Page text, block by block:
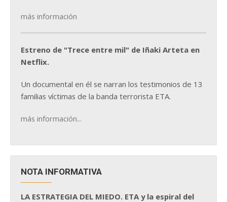
más información
Estreno de "Trece entre mil" de Iñaki Arteta en
Netflix.
Un documental en él se narran los testimonios de 13
familias víctimas de la banda terrorista ETA.
más información...
NOTA INFORMATIVA
LA ESTRATEGIA DEL MIEDO. ETA y la espiral del